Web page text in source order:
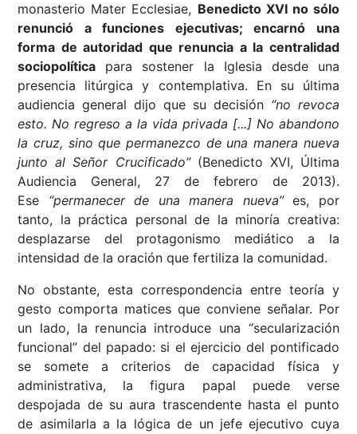
monasterio Mater Ecclesiae, Benedicto XVI no sólo
renunció a funciones ejecutivas; encarnó una
forma de autoridad que renuncia a la centralidad
sociopolítica para sostener la Iglesia desde una
presencia litúrgica y contemplativa. En su última
audiencia general dijo que su decisión “no revoca
esto. No regreso a la vida privada [...] No abandono
la cruz, sino que permanezco de una manera nueva
junto al Señor Crucificado”(Benedicto XVI, Última
Audiencia General, 27 de febrero de 2013).
Ese “permanecer de una manera nueva”es, por
tanto, la práctica personal de la minoría creativa:
desplazarse del protagonismo mediático a la
intensidad de la oración que fertiliza la comunidad.
No obstante, esta correspondencia entre teoría y
gesto comporta matices que conviene señalar. Por
un lado, la renuncia introduce una “secularización
funcional” del papado: si el ejercicio del pontificado
se somete a criterios de capacidad física y
administrativa, la figura papal puede verse
despojada de su aura trascendente hasta el punto
de asimilarla a la lógica de un jefe ejecutivo cuya